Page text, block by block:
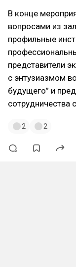
В конце
вопросами из
профильные
представители
с энтузиазмом
будущего” и
сотрудничества
2 2